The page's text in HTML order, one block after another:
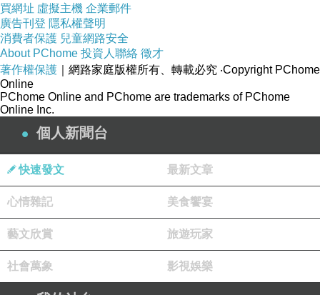
◎嫩烤松阪豬
買網址 虛擬主機 企業郵件
廣告刊登 隱私權聲明
消費者保護 兒童網路安全
About PChome 投資人聯絡 徵才
著作權保護 ｜網路家庭版權所有、轉載必究 ‧Copyright PChome
Online
PChome Online and PChome are trademarks of PChome
Online Inc.
個人新聞台
快速發文 最新文章
心情雜記 美食饗宴
藝文欣賞 旅遊玩家
社會萬象 影視娛樂